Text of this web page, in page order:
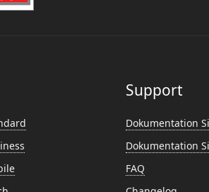
Support
Dokumentation
Dokumentation
FAQ